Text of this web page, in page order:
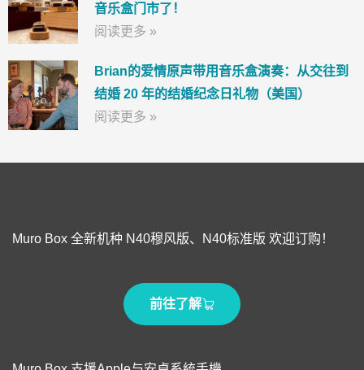
音乐盒门市了！
阅读更多 »
Brian的爱情原声带用音乐盒演奏：从交往到
结婚 20 年的结婚纪念日礼物（美国）
阅读更多 »
Muro Box 全新机种 N40穆风版、N40标准版 欢迎订购！
前往了解